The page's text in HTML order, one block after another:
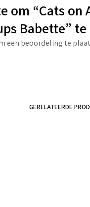
om “Cats on
Babette”
een beoordeling te
GERELATEERDE